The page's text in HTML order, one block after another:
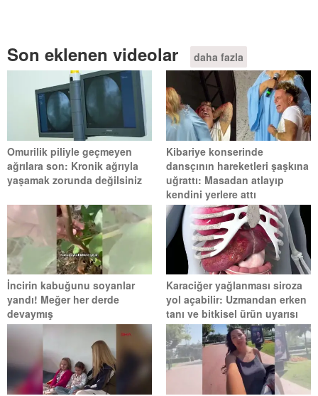
Son eklenen videolar daha fazla
Omurilik piliyle geçmeyen
ağrılara son: Kronik ağrıyla
yaşamak zorunda değilsiniz
Kibariye konserinde
dansçının hareketleri şaşkına
uğrattı: Masadan atlayıp
kendini yerlere attı
İncirin kabuğunu soyanlar
yandı! Meğer her derde
devaymış
Karaciğer yağlanması siroza
yol açabilir: Uzmandan erken
tanı ve bitkisel ürün uyarısı